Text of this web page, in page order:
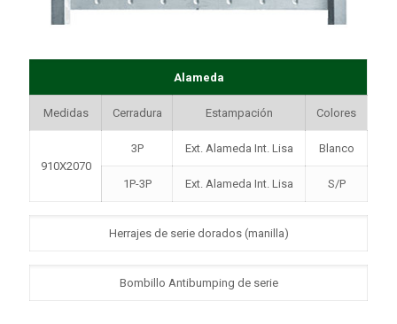
Alameda
Medidas Cerradura Estampación Colores
910X2070
3P Ext. Alameda Int. Lisa Blanco
1P-3P Ext. Alameda Int. Lisa S/P
Herrajes de serie dorados (manilla)
Bombillo Antibumping de serie